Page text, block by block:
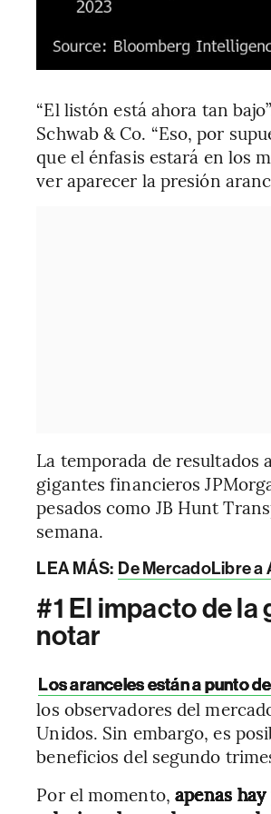
“El listón está ahora tan
Schwab & Co. “Eso, por
que el énfasis estará en los
ver aparecer la presión
La temporada de resultados
gigantes financieros
pesados como JB Hunt
semana.
LEA MÁS: De MercadoLibre a
#1 El impacto de la
notar
Los aranceles están a punto
los observadores del
Unidos. Sin embargo, es
beneficios del segundo
Por el momento, apenas